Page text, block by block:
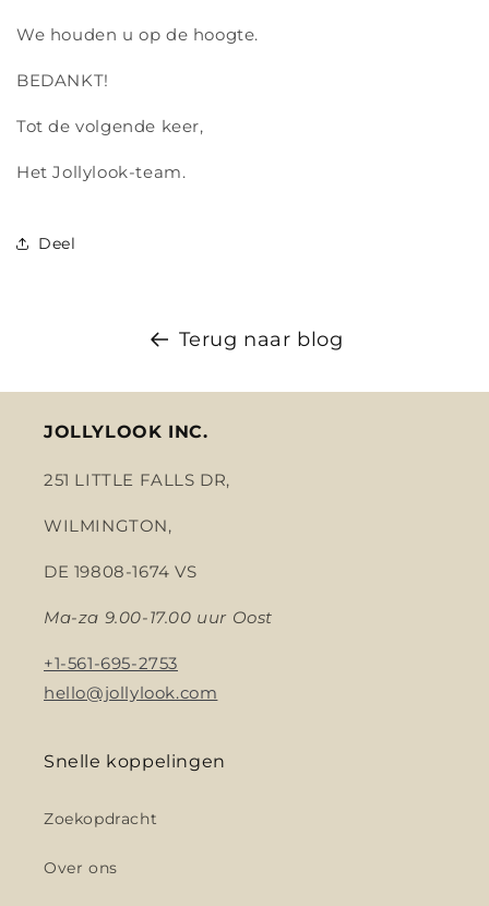
We houden u op de hoogte.
BEDANKT!
Tot de volgende keer,
Het Jollylook-team.
Deel
Terug naar blog
JOLLYLOOK INC.
251 LITTLE FALLS DR,
WILMINGTON,
DE 19808-1674 VS
Ma-za 9.00-17.00 uur Oost
+1-561-695-2753
hello@jollylook.com
Snelle koppelingen
Zoekopdracht
Over ons